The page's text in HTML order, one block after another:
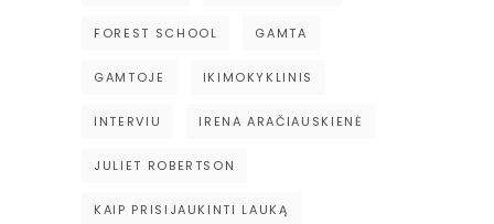
FOREST SCHOOL GAMTA
GAMTOJE IKIMOKYKLINIS
INTERVIU IRENA ARAČIAUSKIENĖ
JULIET ROBERTSON
KAIP PRISIJAUKINTI LAUKĄ